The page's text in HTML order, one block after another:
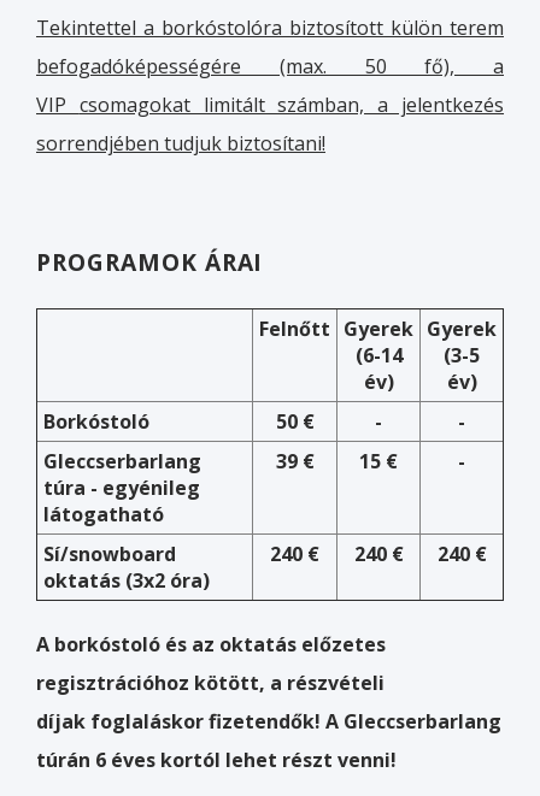
Tekintettel a borkóstolóra biztosított külön terem
befogadóképességére (max. 50 fő), a
VIP csomagokat limitált számban, a jelentkezés
sorrendjében tudjuk biztosítani!
PROGRAMOK ÁRAI
Felnőtt Gyerek
(6-14
év)
Gyerek
(3-5
év)
Borkóstoló
50 € -
-
Gleccserbarlang
túra - egyénileg
látogatható
39 € 15 € -
Sí/snowboard
oktatás (3x2 óra)
240 € 240 € 240 €
A borkóstoló és az oktatás előzetes
regisztrációhoz kötött, a részvételi
díjak foglaláskor fizetendők! A Gleccserbarlang
túrán 6 éves kortól lehet részt venni!